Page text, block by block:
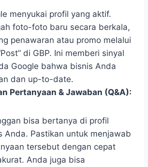
menyukai profil yang aktif.
foto-foto baru secara berkala,
penawaran atau promo melalui
di GBP. Ini memberi sinyal
Google bahwa bisnis Anda
dan up-to-date.
Pertanyaan & Jawaban (Q&A):
bisa bertanya di profil
Anda. Pastikan untuk menjawab
tersebut dengan cepat
Anda juga bisa